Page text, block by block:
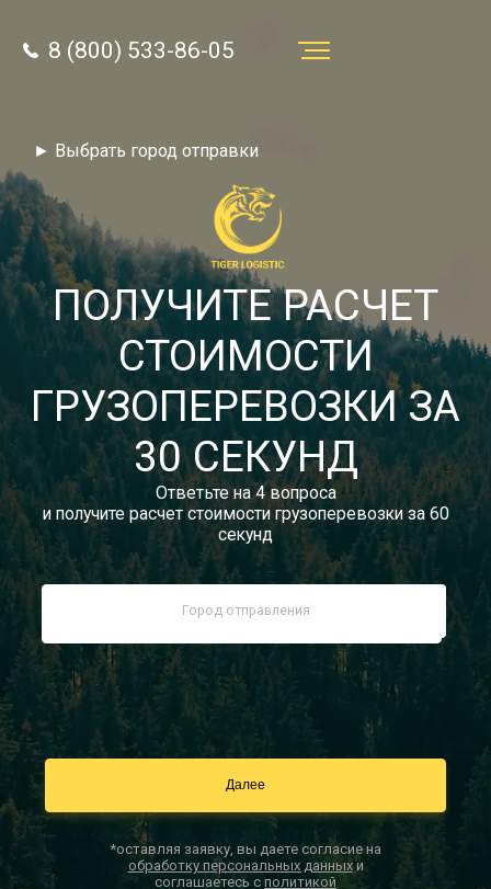
8 (800) 533-86-05
Звонок по России бесплатный
autotransport24@yandex.ru
Заказать звонок
Тарифы
Отзывы
Статьи
Новости
Документы
Контакты
► Выбрать город отправки
8 (800) 533-86-05
ПОЛУЧИТЕ РАСЧЕТ
СТОИМОСТИ
ГРУЗОПЕРЕВОЗКИ ЗА
30 СЕКУНД
Ответьте на 4 вопроса
и получите расчет стоимости грузоперевозки за 60
секунд
*оставляя заявку, вы даете согласие на
обработку персональных данныхи
соглашаетесь с политикой